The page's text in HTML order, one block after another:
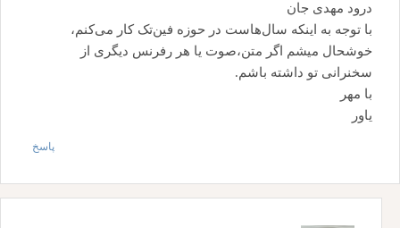
درود مهدی جان
با توجه به اینکه سال‌هاست در حوزه فین‌تک کار می‌کنم،
خوشحال میشم اگر متن،صوت یا هر رفرنس دیگری از
سخنرانی تو داشته باشم.
با مهر
یاور
پاسخ